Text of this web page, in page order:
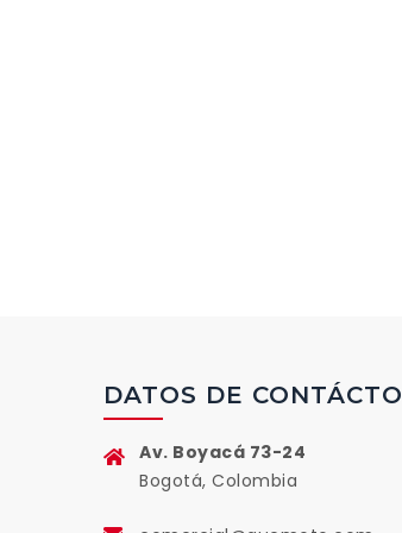
DATOS DE CONTÁCTO
Av. Boyacá 73-24
Bogotá, Colombia